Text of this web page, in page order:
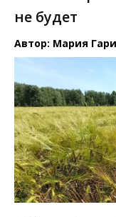
не будет
Автор: Мария